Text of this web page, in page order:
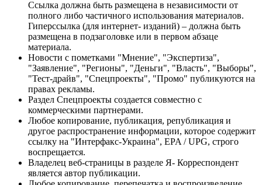
Ссылка должна быть размещена в независимости от
полного либо частичного использования материалов.
Гиперссылка (для интернет- изданий) – должна быть
размещена в подзаголовке или в первом абзаце
материала.
Новости с пометками "Мнение", "Экспертиза",
"Заявление", "Регионы", "Деньги", "Власть", "Выборы",
"Тест-драйв", "Спецпроекты", "Промо" публикуются на
правах рекламы.
Раздел Спецпроекты создается совместно с
коммерческими партнерами.
Любое копирование, публикация, републикация и
другое распространение информации, которое содержит
ссылку на "Интерфакс-Украина", EPA / UPG, строго
воспрещается.
Владелец веб-страницы в разделе Я- Корреспондент
является автор публикации.